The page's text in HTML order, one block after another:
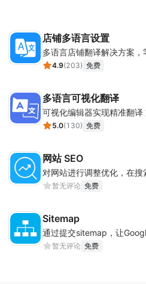
店铺多语言设置
多语言店铺翻译解决方案
4.9(203) 免费
多语言可视化翻译
可视化编辑器实现精准翻
5.0(130) 免费
网站 SEO
对网站进行调整优化，在
暂无评论 免费
Sitemap
通过提交sitemap，让
暂无评论 免费